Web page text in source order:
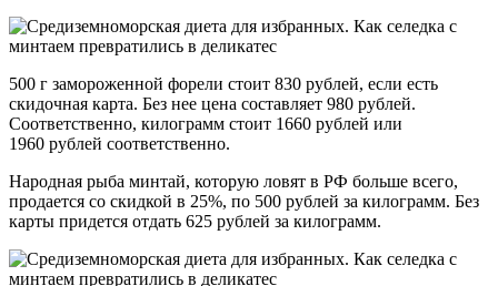
500 г замороженной форели стоит 830 рублей, если есть
скидочная карта. Без нее цена составляет 980 рублей.
Соответственно, килограмм стоит 1660 рублей или
1960 рублей соответственно.
Народная рыба минтай, которую ловят в РФ больше всего,
продается со скидкой в 25%, по 500 рублей за килограмм. Без
карты придется отдать 625 рублей за килограмм.